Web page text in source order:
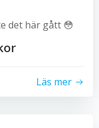
det här gått 😳
Läs mer